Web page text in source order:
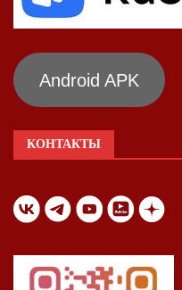
Android APK
КОНТАКТЫ